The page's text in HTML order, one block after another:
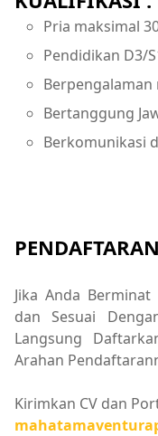
Pria maksimal
Pendidikan D3/
Bertanggung
Berkomunikasi
Jika Anda
dan Sesuai
Langsung
Arahan
Kirimkan CV dan